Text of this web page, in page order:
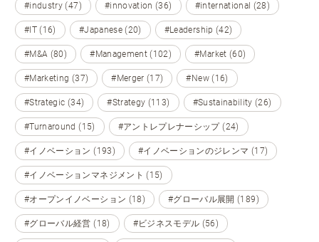
#industry (47) #innovation (36) #international (28)
#IT (16) #Japanese (20) #Leadership (42)
#M&A (80) #Management (102) #Market (60)
#Marketing (37) #Merger (17) #New (16)
#Strategic (34) #Strategy (113) #Sustainability (26)
#Turnaround (15) #アントレプレナーシップ (24)
#イノベーション (193) #イノベーションのジレンマ (17)
#イノベーションマネジメント (15)
#オープンイノベーション (18) #グローバル展開 (189)
#グローバル経営 (18) #ビジネスモデル (56)